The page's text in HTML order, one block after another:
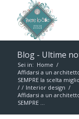
Blog - Ultime
Sei in: Home /
Affidarsi a un
SEMPRE la scelta
/ / Interior design /
Affidarsi a un
SEMPRE ...